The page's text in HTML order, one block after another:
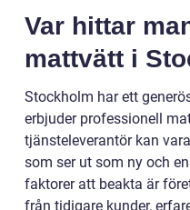
Var hittar
mattvätt i
Stockholm har ett
erbjuder professionell
tjänsteleverantör kan
som ser ut som ny och
faktorer att beakta är
från tidigare kunder,